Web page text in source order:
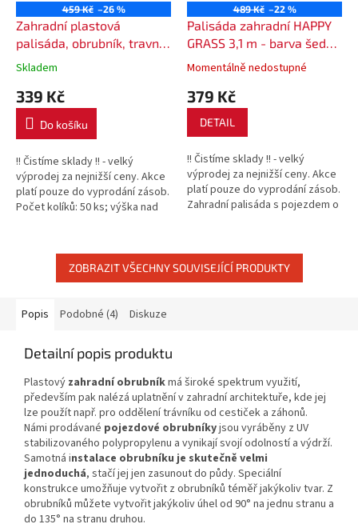
459 Kč –26 %
Zahradní plastová
palisáda, obrubník, travní
lem 2,7 m - barva šedá
Skladem
339 Kč
Do košíku
!! Čistíme sklady !! - velký
výprodej za nejnižší ceny. Akce
platí pouze do vyprodání zásob.
Počet kolíků: 50 ks; výška nad
489 Kč –22 %
Palisáda zahradní HAPPY
GRASS 3,1 m - barva šedá
(světlá)
Momentálně nedostupné
379 Kč
DETAIL
!! Čistíme sklady !! - velký
výprodej za nejnižší ceny. Akce
platí pouze do vyprodání zásob.
Zahradní palisáda s pojezdem o
ZOBRAZIT VŠECHNY SOUVISEJÍCÍ PRODUKTY
Popis Podobné (4) Diskuze
Detailní popis produktu
Plastový zahradní obrubníkmá široké spektrum využití,
především pak nalézá uplatnění v zahradní architektuře, kde jej
lze použít např. pro oddělení trávníku od cestiček a záhonů.
Námi prodávané pojezdové obrubníkyjsou vyráběny z UV
stabilizovaného polypropylenu a vynikají svojí odolností a výdrží.
Samotná instalace obrubníku je skutečně velmi
jednoduchá, stačí jej jen zasunout do půdy. Speciální
konstrukce umožňuje vytvořit z obrubníků téměř jakýkoliv tvar. Z
obrubníků můžete vytvořit jakýkoliv úhel od 90° na jednu stranu a
do 135° na stranu druhou.